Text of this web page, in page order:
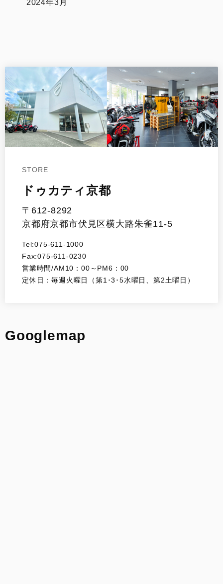
2024年3月
STORE
ドゥカティ京都
〒612-8292
京都府京都市伏見区横大路朱雀11-5
Tel:075-611-1000
Fax:075-611-0230
営業時間/AM10：00～PM6：00
定休日：毎週火曜日（第1･3･5水曜日、第2土曜日）
Googlemap